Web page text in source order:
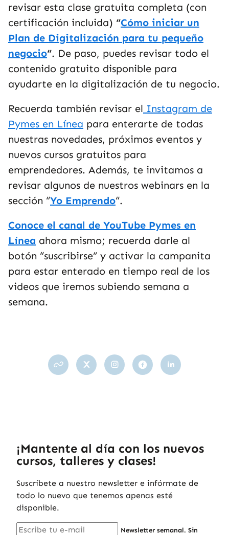
revisar esta clase gratuita completa (con
certificación incluida) “Cómo iniciar un
Plan de Digitalización para tu pequeño
negocio“. De paso, puedes revisar todo el
contenido gratuito disponible para
ayudarte en la digitalización de tu negocio.
Recuerda también revisar el Instagram de
Pymes en Línea para enterarte de todas
nuestras novedades, próximos eventos y
nuevos cursos gratuitos para
emprendedores. Además, te invitamos a
revisar algunos de nuestros webinars en la
sección “Yo Emprendo“.
Conoce el canal de YouTube Pymes en
Línea ahora mismo; recuerda darle al
botón “suscribirse” y activar la campanita
para estar enterado en tiempo real de los
videos que iremos subiendo semana a
semana.
¡Mantente al día con los nuevos
cursos, talleres y clases!
Suscríbete a nuestro newsletter e infórmate de
todo lo nuevo que tenemos apenas esté
disponible.
Newsletter semanal. Sin